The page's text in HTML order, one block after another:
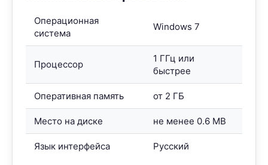
Операционная
система
Windows 7
Процессор
1 ГГц или
быстрее
Оперативная память от 2 ГБ
Место на диске не менее 0.6 MB
Язык интерфейса Русский